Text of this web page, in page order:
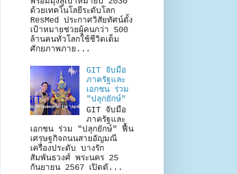
ด้วยเทคโนโลยีระดับโลก
ResMed ประกาศวิสัยทัศน์ตั้ง
เป้าหมายช่วยผู้คนกว่า 500
ล้านคนทั่วโลกใช้ชีวิตเต็ม
ศักยภาพภาย...
GIT จับมือ
ภาครัฐและ
เอกชน ร่วม
"ปลุกยักษ์"
GIT จับมือ
ภาครัฐและ
เอกชน ร่วม "ปลุกยักษ์" ฟื้น
เศรษฐกิจถนนสายอัญมณี
เครื่องประดับ บางรัก
สัมพันธวงศ์ พระนคร 25
กันยายน 2567 เปิดตั...